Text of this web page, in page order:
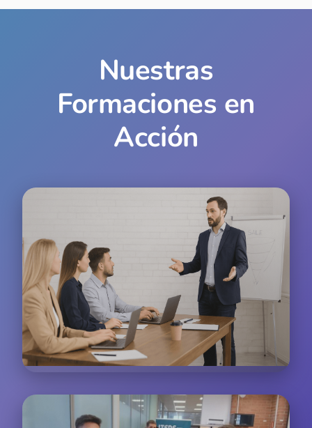
Nuestras
Formaciones en
Acción
Formación Presencial
Sesiones interactivas donde los participantes